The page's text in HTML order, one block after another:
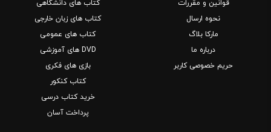
قوانین و مقررات
نحوه ارسال
مارکا بلاگ
درباره ما
حریم خصوصی کاربر
کتاب های دانشگاهی
کتاب های زبان خارجی
کتاب های عمومی
DVD های آموزشی
بازی های فکری
کتاب کنکور
خرید کتاب درسی
پرداخت آسان